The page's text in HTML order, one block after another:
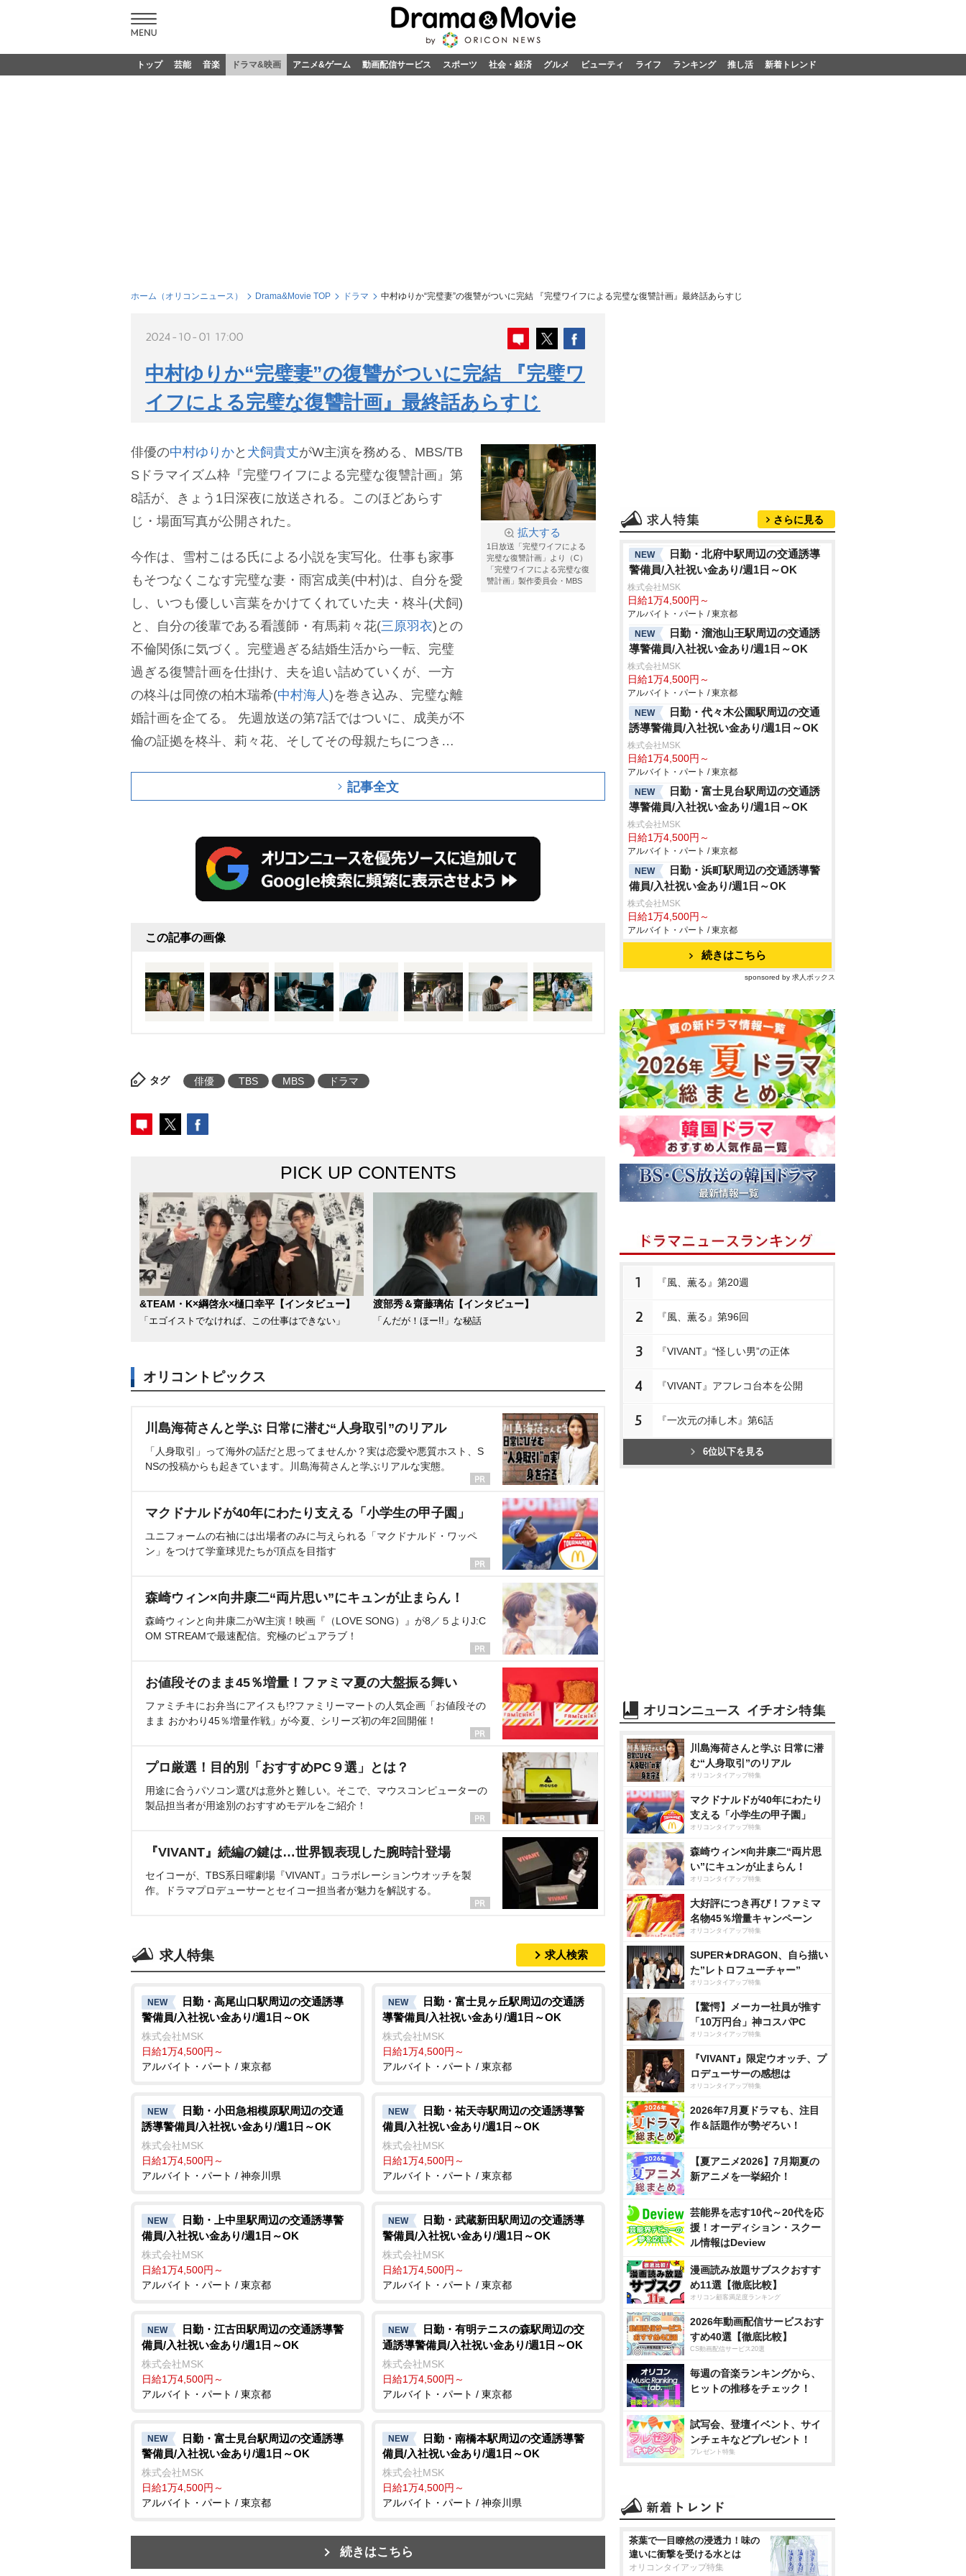
トップ 芸能 音楽 ドラマ&映画 アニメ&ゲーム 動画配信サービス スポーツ 社会・経済 グルメ ビューティ ライフ ランキング 推し活 新着トレンド
ホーム（オリコンニュース） Drama&Movie TOP ドラマ 中村ゆりか“完璧妻”の復讐がついに完結 『完璧ワイフによる完璧な復讐計画』最終話あらすじ
2024-10-01 17:00
中村ゆりか“完璧妻”の復讐がついに完結 『完璧ワ
イフによる完璧な復讐計画』最終話あらすじ
拡大する
1日放送「完璧ワイフによる
完璧な復讐計画」より（C）
「完璧ワイフによる完璧な復
讐計画」製作委員会・MBS
俳優の中村ゆりかと 犬飼貴丈がW主演を務める、MBS/TB
Sドラマイズム枠『完璧ワイフによる完璧な復讐計画』第
8話が、きょう1日深夜に放送される。このほどあらす
じ・場面写真が公開された。
今作は、雪村こはる氏による小説を実写化。仕事も家事
もそつなくこなす完璧な妻・雨宮成美(中村)は、自分を愛
し、いつも優しい言葉をかけてくれていた夫・柊斗(犬飼)
と、自分の後輩である看護師・有馬莉々花(三原羽衣)との
不倫関係に気づく。完璧過ぎる結婚生活から一転、完璧
過ぎる復讐計画を仕掛け、夫を追い詰めていくが、一方
の柊斗は同僚の柏木瑞希(中村海人)を巻き込み、完璧な離
婚計画を企てる。
先週放送の第7話ではついに、成美が不
倫の証拠を柊斗、莉々花、そしてその母親たちにつきつ
び出し「修羅場」「カオスすぎる」「地獄の空気」「柊
美に素直に気持ちを伝えるものの、届かない思いや成美
に信じてもらえない瑞希を思って同情する視聴者の反応
も多く集まった。
記事全文
この記事の画像
タグ 俳優 TBS MBS ドラマ
PICK UP CONTENTS
&TEAM・K×綱啓永×樋口幸平【インタビュー】
「エゴイストでなければ、この仕事はできない」
渡部秀＆齋藤璃佑【インタビュー】
「んだが！ほー!!」な秘話
オリコントピックス
川島海荷さんと学ぶ 日常に潜む“人身取引”のリアル
「人身取引」って海外の話だと思ってませんか？実は恋愛や悪質ホスト、S
NSの投稿からも起きています。川島海荷さんと学ぶリアルな実態。
マクドナルドが40年にわたり支える「小学生の甲子園」
ユニフォームの右袖には出場者のみに与えられる「マクドナルド・ワッペ
ン」をつけて学童球児たちが頂点を目指す
森崎ウィン×向井康二“両片思い”にキュンが止まらん！
森崎ウィンと向井康二がW主演！映画『（LOVE SONG）』が8／５よりJ:C
OM STREAMで最速配信。究極のピュアラブ！
お値段そのまま45％増量！ファミマ夏の大盤振る舞い
ファミチキにお弁当にアイスも!?ファミリーマートの人気企画「お値段その
まま おかわり45％増量作戦」が今夏、シリーズ初の年2回開催！
プロ厳選！目的別「おすすめPC９選」とは？
用途に合うパソコン選びは意外と難しい。そこで、マウスコンピューターの
製品担当者が用途別のおすすめモデルをご紹介！
『VIVANT』続編の鍵は…世界観表現した腕時計登場
セイコーが、TBS系日曜劇場『VIVANT』コラボレーションウオッチを製
作。ドラマプロデューサーとセイコー担当者が魅力を解説する。
求人特集 求人検索
NEW
日勤・高尾山口駅周辺の交通誘導
警備員/入社祝い金あり/週1日～OK
株式会社MSK
日給1万4,500円～
アルバイト・パート / 東京都
NEW
日勤・富士見ヶ丘駅周辺の交通誘
導警備員/入社祝い金あり/週1日～OK
株式会社MSK
日給1万4,500円～
アルバイト・パート / 東京都
NEW
日勤・小田急相模原駅周辺の交通
誘導警備員/入社祝い金あり/週1日～OK
株式会社MSK
日給1万4,500円～
アルバイト・パート / 神奈川県
NEW
日勤・祐天寺駅周辺の交通誘導警
備員/入社祝い金あり/週1日～OK
株式会社MSK
日給1万4,500円～
アルバイト・パート / 東京都
NEW
日勤・上中里駅周辺の交通誘導警
備員/入社祝い金あり/週1日～OK
株式会社MSK
日給1万4,500円～
アルバイト・パート / 東京都
NEW
日勤・武蔵新田駅周辺の交通誘導
警備員/入社祝い金あり/週1日～OK
株式会社MSK
日給1万4,500円～
アルバイト・パート / 東京都
NEW
日勤・江古田駅周辺の交通誘導警
備員/入社祝い金あり/週1日～OK
株式会社MSK
日給1万4,500円～
アルバイト・パート / 東京都
NEW
日勤・有明テニスの森駅周辺の交
通誘導警備員/入社祝い金あり/週1日～OK
株式会社MSK
日給1万4,500円～
アルバイト・パート / 東京都
NEW
日勤・富士見台駅周辺の交通誘導
警備員/入社祝い金あり/週1日～OK
株式会社MSK
日給1万4,500円～
アルバイト・パート / 東京都
NEW
日勤・南橋本駅周辺の交通誘導警
備員/入社祝い金あり/週1日～OK
株式会社MSK
日給1万4,500円～
アルバイト・パート / 神奈川県
続きはこちら
さらに見る
NEW
日勤・北府中駅周辺の交通誘導
警備員/入社祝い金あり/週1日～OK
株式会社MSK
日給1万4,500円～
アルバイト・パート / 東京都
NEW
日勤・溜池山王駅周辺の交通誘
導警備員/入社祝い金あり/週1日～OK
株式会社MSK
日給1万4,500円～
アルバイト・パート / 東京都
NEW
日勤・代々木公園駅周辺の交通
誘導警備員/入社祝い金あり/週1日～OK
株式会社MSK
日給1万4,500円～
アルバイト・パート / 東京都
NEW
日勤・富士見台駅周辺の交通誘
導警備員/入社祝い金あり/週1日～OK
株式会社MSK
日給1万4,500円～
アルバイト・パート / 東京都
NEW
日勤・浜町駅周辺の交通誘導警
備員/入社祝い金あり/週1日～OK
株式会社MSK
日給1万4,500円～
アルバイト・パート / 東京都
続きはこちら
sponsored by 求人ボックス
1 『風、薫る』第20週
2 『風、薫る』第96回
3 『VIVANT』“怪しい男”の正体
4 『VIVANT』アフレコ台本を公開
5 『一次元の挿し木』第6話
6位以下を見る
川島海荷さんと学ぶ 日常に潜
む“人身取引”のリアル
オリコンタイアップ特集
マクドナルドが40年にわたり
支える「小学生の甲子園」
オリコンタイアップ特集
森崎ウィン×向井康二“両片思
い”にキュンが止まらん！
オリコンタイアップ特集
大好評につき再び！ファミマ
名物45％増量キャンペーン
オリコンタイアップ特集
SUPER★DRAGON、自ら描い
た”レトロフューチャー”
オリコンタイアップ特集
【驚愕】メーカー社員が推す
「10万円台」神コスパPC
オリコンタイアップ特集
『VIVANT』限定ウオッチ、プ
ロデューサーの感想は
オリコンタイアップ特集
2026年7月夏ドラマも、注目
作＆話題作が勢ぞろい！
【夏アニメ2026】7月期夏の
新アニメを一挙紹介！
芸能界を志す10代～20代を応
援！オーディション・スクー
ル情報はDeview
漫画読み放題サブスクおすす
め11選【徹底比較】
オリコン顧客満足度ランキング
2026年動画配信サービスおす
すめ40選【徹底比較】
CS動画配信サービス20選
毎週の音楽ランキングから、
ヒットの推移をチェック！
試写会、登壇イベント、サイ
ンチェキなどプレゼント！
プレゼント特集
茶葉で一目瞭然の浸透力！味の
違いに衝撃を受ける水とは
オリコンタイアップ特集